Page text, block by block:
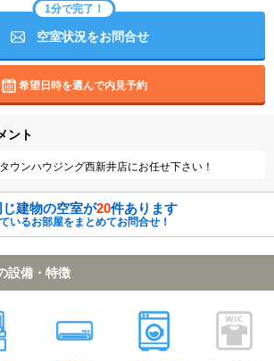
1分で完了！
空室状況をお問合せ
希望日時を選んで内見予約
ント
ウンハウジング西新井店にお任せ下さい！
じ建物の空室が20件あります
いるお部屋をまとめてお問合せ！
設備・特徴